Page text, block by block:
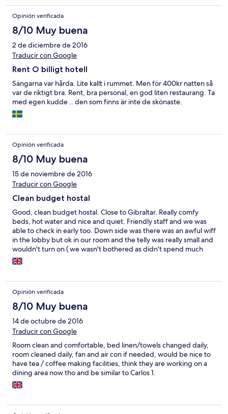
Opinión verificada
8/10 Muy buena
2 de diciembre de 2016
Traducir con Google
Rent O billigt hotell
Sängarna var hårda. Lite kallt i rummet. Men för 400kr natten så
var de riktigt bra. Rent, bra personal, en god liten restaurang. Ta
med egen kudde .. den som finns är inte de skönaste.
Opinión verificada
8/10 Muy buena
15 de noviembre de 2016
Traducir con Google
Clean budget hostal
Good, clean budget hostal. Close to Gibraltar. Really comfy
beds, hot water and nice and quiet. Friendly staff and we was
able to check in early too. Down side was there was an awful wiff
in the lobby but ok in our room and the telly was really small and
wouldn't turn on ( we wasn't bothered as didn't spend much
time in the room anyway). Overall really ok for the price we paid.
Opinión verificada
8/10 Muy buena
14 de octubre de 2016
Traducir con Google
Room clean and comfortable, bed linen/towels changed daily,
room cleaned daily, fan and air con if needed, would be nice to
have tea / coffee making facilities, think they are working on a
dining area now tho and be similar to Carlos 1.